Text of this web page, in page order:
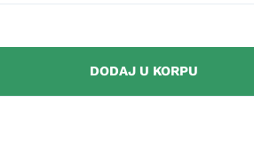
DODAJ U KORPU